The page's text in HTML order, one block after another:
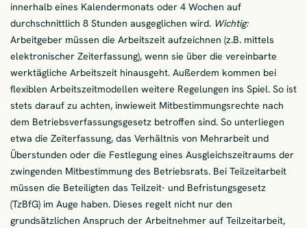
innerhalb eines Kalendermonats oder 4 Wochen auf
durchschnittlich 8 Stunden ausgeglichen wird. Wichtig:
Arbeitgeber müssen die Arbeitszeit aufzeichnen (z.B. mittels
elektronischer Zeiterfassung), wenn sie über die vereinbarte
werktägliche Arbeitszeit hinausgeht. Außerdem kommen bei
flexiblen Arbeitszeitmodellen weitere Regelungen ins Spiel. So ist
stets darauf zu achten, inwieweit Mitbestimmungsrechte nach
dem Betriebsverfassungsgesetz betroffen sind. So unterliegen
etwa die Zeiterfassung, das Verhältnis von Mehrarbeit und
Überstunden oder die Festlegung eines Ausgleichszeitraums der
zwingenden Mitbestimmung des Betriebsrats. Bei Teilzeitarbeit
müssen die Beteiligten das Teilzeit- und Befristungsgesetz
(TzBfG) im Auge haben. Dieses regelt nicht nur den
grundsätzlichen Anspruch der Arbeitnehmer auf Teilzeitarbeit,